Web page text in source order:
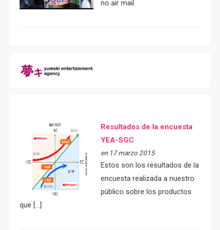
no air mail
Resultados de la encuesta
YEA-SGC
en 17 marzo 2015
Estos son los resultados de la
encuesta realizada a nuestro
público sobre los productos
que […]